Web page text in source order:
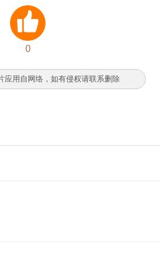
0
应用自网络，如有侵权请联系删除